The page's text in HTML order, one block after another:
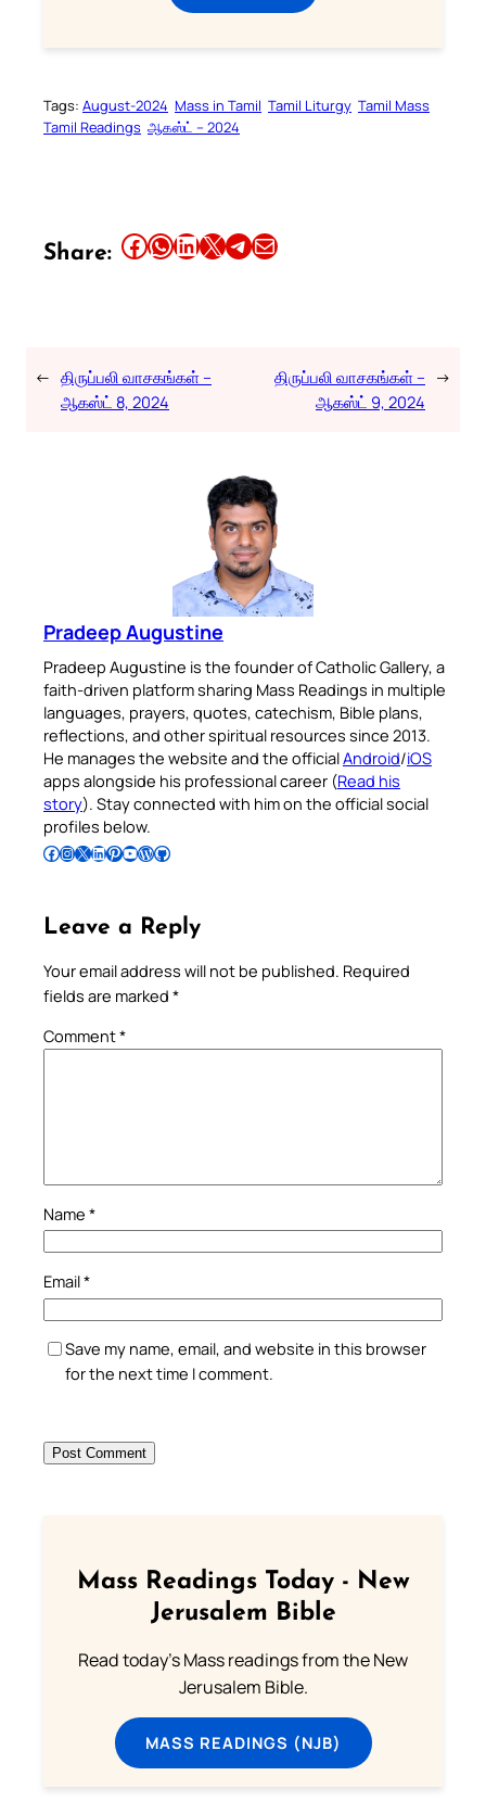
Tags: August-2024 Mass in Tamil Tamil Liturgy Tamil Mass
Tamil Readings ஆகஸ்ட் – 2024
Share: Share this article on Facebook Share this article on WhatsApp Share this article on LinkedIn Share this article on X Share this article on TelegramEmail this Article
← திருப்பலி வாசகங்கள் –
ஆகஸ்ட் 8, 2024
திருப்பலி வாசகங்கள் –
ஆகஸ்ட் 9, 2024
→
Pradeep Augustine
Pradeep Augustine is the founder of Catholic Gallery, a
faith-driven platform sharing Mass Readings in multiple
languages, prayers, quotes, catechism, Bible plans,
reflections, and other spiritual resources since 2013.
He manages the website and the officialAndroid/iOS
apps alongside his professional career (Read his
story). Stay connected with him on the official social
profiles below.
Follow Pradeep on Facebook Follow Pradeep on InstagramFollow Pradeep on X Follow Pradeep on LinkedIn Follow Pradeep on Pinterest Subscribe to Pradeep’s Youtube Channel Follow Pradeep on WordPress Follow Pradeep on GitHub
Leave a Reply
Your email address will not be published. Required
fields are marked *
Comment*
Name *
Email*
Save my name, email, and website in this browser
for the next time I comment.
Mass Readings Today - New
Jerusalem Bible
Read today's Mass readings from the New
Jerusalem Bible.
MASS READINGS (NJB)